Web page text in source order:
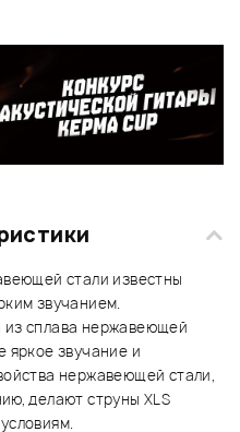
стали известны
звучанием.
из сплава нержавеющей
яркое звучание и
нержавеющей стали,
делают струны XLS